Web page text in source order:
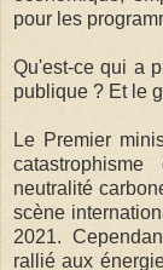
pour les
Qu'est-ce qui a
publique ? Et le
Le Premier
neutralité
scène
2021.
rallié aux